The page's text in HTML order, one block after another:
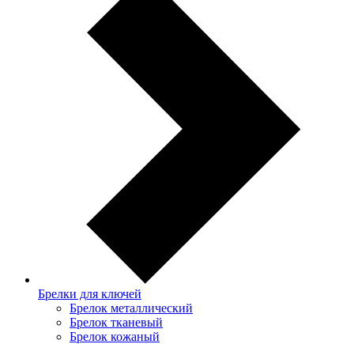
Брелки для ключей
Брелок металлический
Брелок тканевый
Брелок кожаный